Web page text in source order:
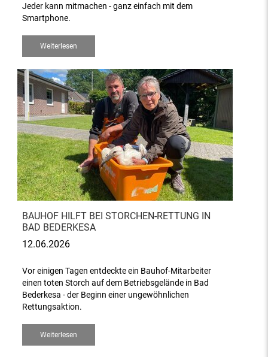
Jeder kann mitmachen - ganz einfach mit dem
Smartphone.
Weiterlesen
BAUHOF HILFT BEI STORCHEN-RETTUNG IN
BAD BEDERKESA
12.06.2026
Vor einigen Tagen entdeckte ein Bauhof-Mitarbeiter
einen toten Storch auf dem Betriebsgelände in Bad
Bederkesa - der Beginn einer ungewöhnlichen
Rettungsaktion.
Weiterlesen